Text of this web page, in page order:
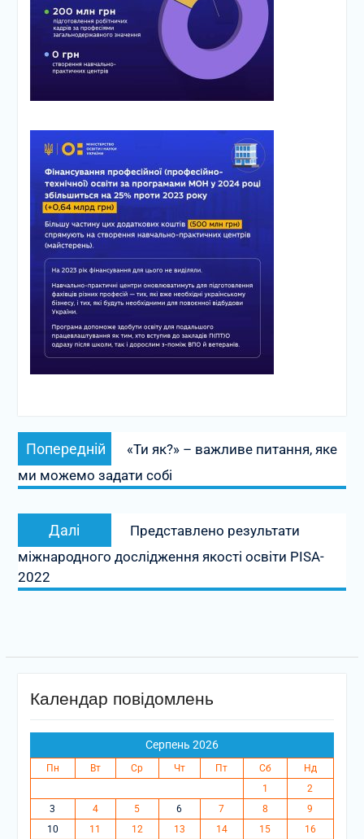
Навігація
записів
Попередній
запис:
«Ти як?» – важливе питання, яке
ми можемо задати собі
Далі
запис:
Представлено результати
міжнародного дослідження якості освіти PISA-
2022
Календар повідомлень
Серпень 2026
Пн Вт Ср Чт Пт Сб
Нд
1
2
3
4 5 6 7 8
9
10
11 12 13 14 15
16